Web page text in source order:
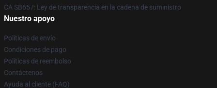
CA SB657: Ley de transparencia en la cadena de suministro
Nuestro apoyo
Políticas de envío
Condiciones de pago
Políticas de reembolso
Contáctenos
Ayuda al cliente (FAQ)